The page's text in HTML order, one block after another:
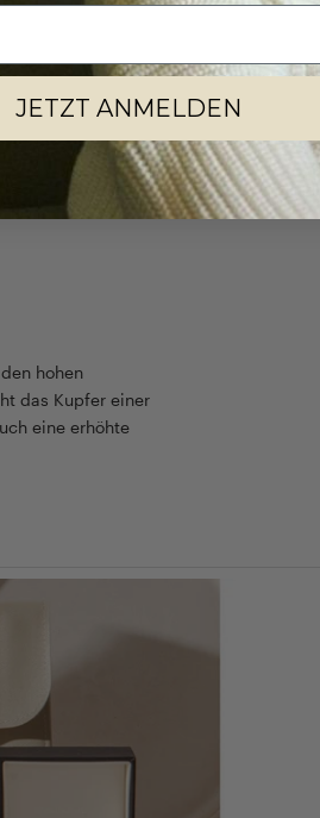
hohen
das Kupfer einer
eine erhöhte
JETZT ANMELDEN